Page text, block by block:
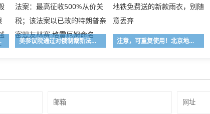
会坚定地走下去，只要我活着” 美参议院通过对俄制裁新法案：最高征收500%从价关税；该法案以已故的特朗普亲密盟友林赛·格雷厄姆命名 注意，可重复使用！北京地铁免费送的新款雨衣，别随意丢弃